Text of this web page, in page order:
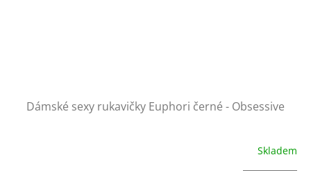
Dámské sexy rukavičky Euphori černé - Obsessive
Skladem